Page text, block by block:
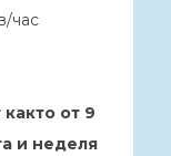
час
от 9
и неделя